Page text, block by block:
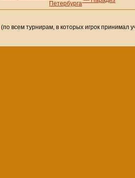
Петербурга
(по всем турнирам, в которых игрок принимал